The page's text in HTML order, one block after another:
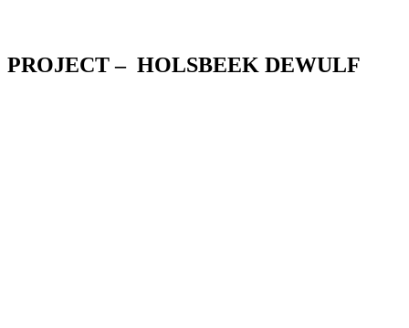
PROJECT – HOLSBEEK DEWULF